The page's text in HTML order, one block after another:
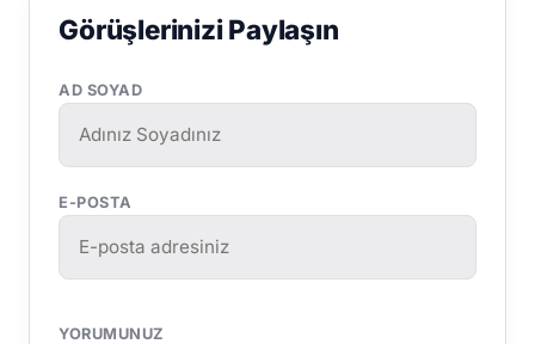
Görüşlerinizi Paylaşın
AD SOYAD
E-POSTA
YORUMUNUZ